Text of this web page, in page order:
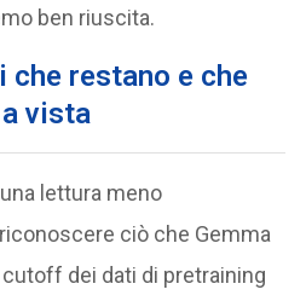
ben riuscita.
che restano e che
vista
lettura meno
ciò che Gemma
dei dati di pretraining